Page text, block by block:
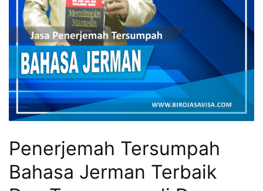
Penerjemah Tersumpah
Bahasa Jerman Terbaik